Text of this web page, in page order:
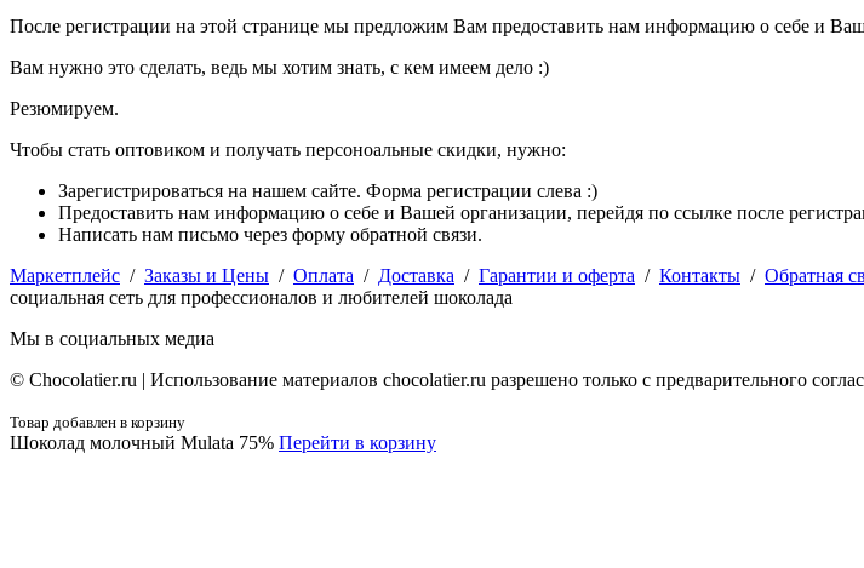
После регистрации на этой странице мы предложим Вам предоставить нам информацию о себе и
Вам нужно это сделать, ведь мы хотим знать, с кем имеем дело :)
Резюмируем.
Чтобы стать оптовиком и получать персоноальные скидки, нужно:
Зарегистрироваться на нашем сайте. Форма регистрации слева :)
Предоставить нам информацию о себе и Вашей организации, перейдя по ссылке после
Написать нам письмо через форму обратной связи.
Маркетплейс / Заказы и Цены / Оплата / Доставка / Гарантии и оферта / Контакты / Обратная
социальная сеть для профессионалов и любителей шоколада
Мы в социальных медиа
© Сhocolatier.ru | Использование материалов chocolatier.ru разрешено только с предварительного
Товар добавлен в корзину
Шоколад молочный Mulata 75% Перейти в корзину